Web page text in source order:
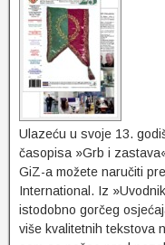
Ulazeću u svoje 13.
časopisa »Grb i
GiZ-a možete naručiti
International. Iz
istodobno gorčeg
više kvalitetnih tekstova